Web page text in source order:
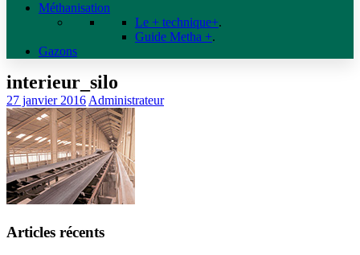
Méthanisation
Le + technique+.
Guide Metha +.
Gazons
interieur_silo
27 janvier 2016 Administrateur
Articles récents